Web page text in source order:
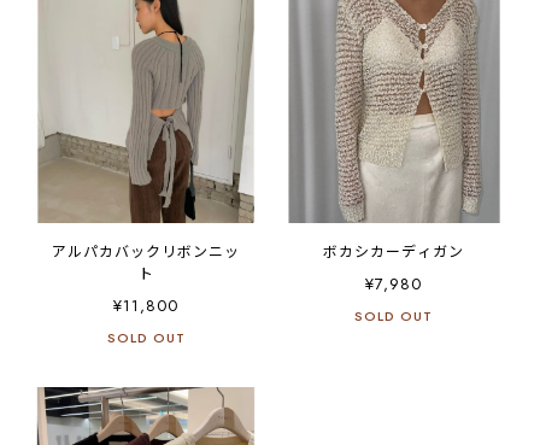
アルパカバックリボンニッ
ト
¥11,800
SOLD OUT
ボカシカーディガン
¥7,980
SOLD OUT